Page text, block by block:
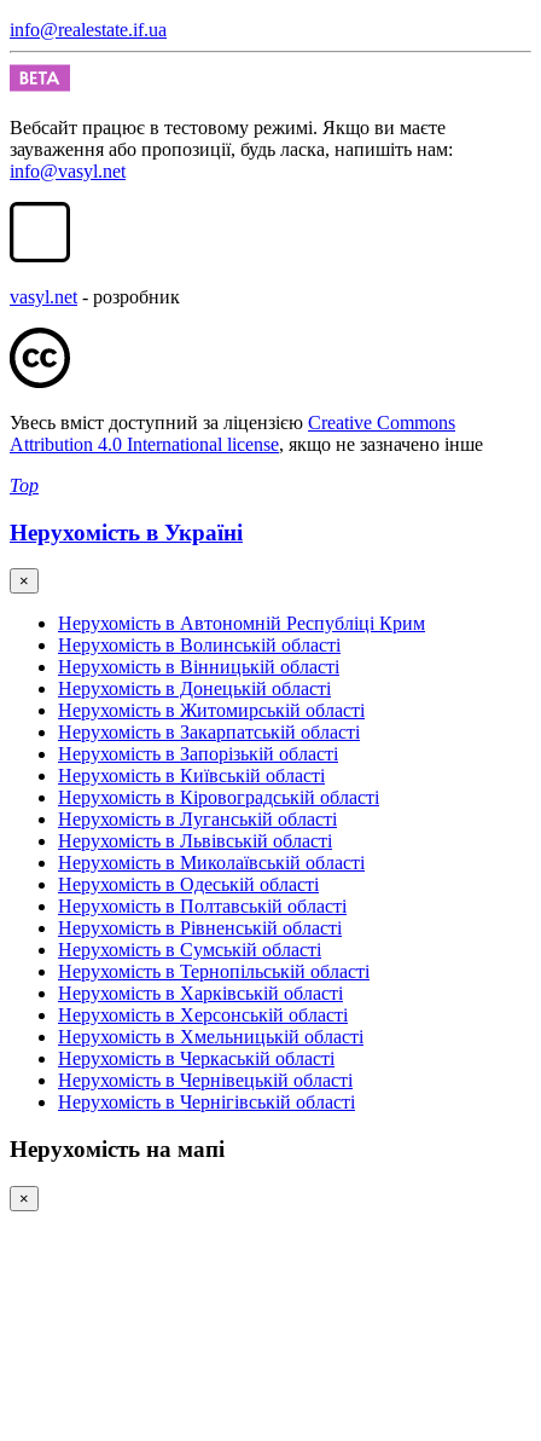
info@realestate.if.ua
Вебсайт працює в тестовому режимі. Якщо ви маєте
зауваження або пропозиції, будь ласка, напишіть нам:
info@vasyl.net
vasyl.net - розробник
Увесь вміст доступний за ліцензією Creative Commons
Attribution 4.0 International license, якщо не зазначено інше
Top
Нерухомість в Україні
×
Нерухомість в Автономній Республіці Крим
Нерухомість в Волинській області
Нерухомість в Вінницькій області
Нерухомість в Донецькій області
Нерухомість в Житомирській області
Нерухомість в Закарпатській області
Нерухомість в Запорізькій області
Нерухомість в Київській області
Нерухомість в Кіровоградській області
Нерухомість в Луганській області
Нерухомість в Львівській області
Нерухомість в Миколаївській області
Нерухомість в Одеській області
Нерухомість в Полтавській області
Нерухомість в Рівненській області
Нерухомість в Сумській області
Нерухомість в Тернопільській області
Нерухомість в Харківській області
Нерухомість в Херсонській області
Нерухомість в Хмельницькій області
Нерухомість в Черкаській області
Нерухомість в Чернівецькій області
Нерухомість в Чернігівській області
Нерухомість на мапі
×